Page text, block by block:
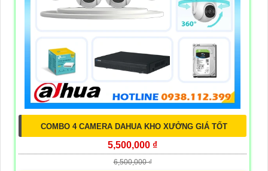
COMBO 4 CAMERA DAHUA KHO XƯỞNG GIÁ TỐT
5,500,000 ₫
6,500,000 ₫